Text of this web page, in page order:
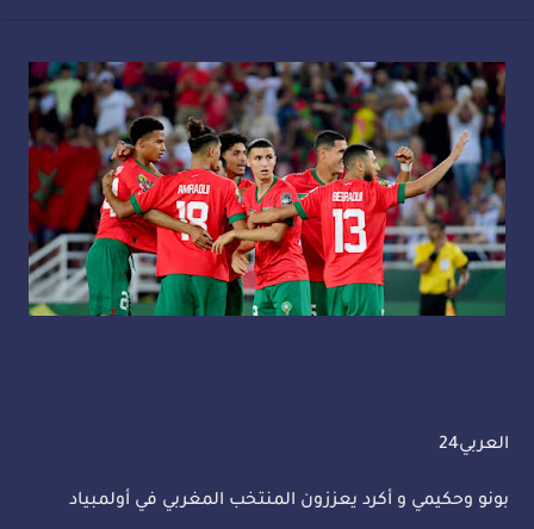
العربي24
بونو وحكيمي و أكرد يعززون المنتخب المغربي في أولمبياد